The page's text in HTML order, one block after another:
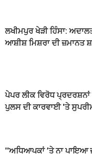
ਲਖੀਮਪੁਰ ਖੇੜੀ ਹਿੰਸਾ:
ਆਸ਼ੀਸ਼ ਮਿਸ਼ਰਾ ਦੀ ਜ਼ਮਾਨਤ
ਪੇਪਰ ਲੀਕ ਵਿਰੋਧ ਪ੍ਰਦਰਸ਼ਨਾਂ
ਪੁਲਸ ਦੀ ਕਾਰਵਾਈ 'ਤੇ
''ਅਧਿਆਪਕਾਂ ’ਤੇ ਨਾ ਪਾਇਆ